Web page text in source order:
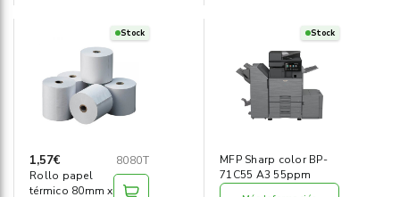
Stock
1,57€
8080T
Rollo papel
térmico 80mm x
Stock
MFP Sharp color BP-
71C55 A3 55ppm